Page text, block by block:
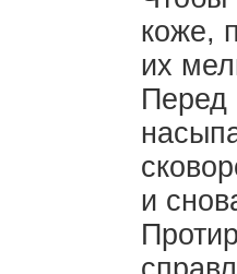
коже,
их
Перед
и